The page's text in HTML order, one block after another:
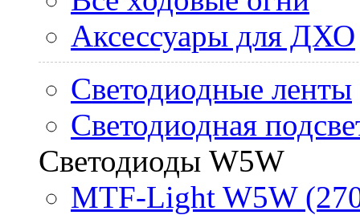
Аксессуары для ДХО
Светодиодные ленты
Светодиодная
Светодиоды W5W
MTF-Light W5W